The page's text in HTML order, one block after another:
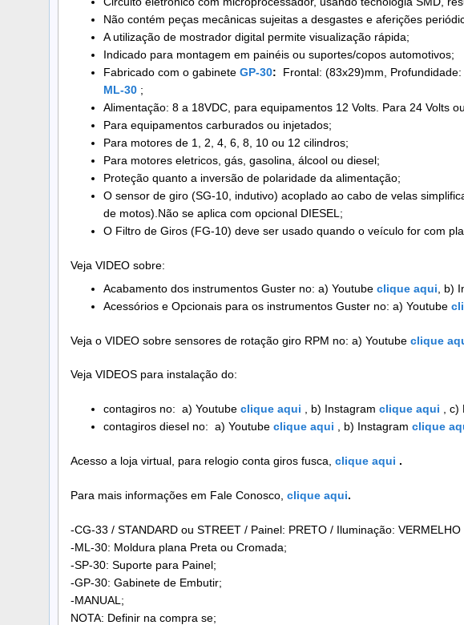
Não contém peças mecânicas sujeitas a desgastes e aferições
A utilização de mostrador digital permite visualização rápida;
Indicado para montagem em painéis ou suportes/copos automotivos;
Fabricado com o gabinete GP-30:
Frontal: (83x29)mm,
ML-30;
Alimentação: 8 a 18VDC, para equipamentos 12 Volts. Para 24 Volts
Para equipamentos carburados ou injetados;
Para motores de 1, 2, 4, 6, 8, 10 ou 12 cilindros;
Para motores eletricos, gás, gasolina, álcool ou diesel;
Proteção quanto a inversão de polaridade da alimentação;
O sensor de giro (SG-10, indutivo) acoplado ao cabo de velas
de motos).Não se aplica com opcional DIESEL;
O Filtro de Giros (FG-10) deve ser usado quando o veículo for com
Veja VIDEO sobre:
Acabamento dos instrumentos Guster no: a) Youtube clique aqui , b)
Acessórios e Opcionais para os instrumentos Guster no: a) Youtube
Veja o VIDEO sobre sensores de rotação giro RPM no: a) Youtube clique
Veja VIDEOS para instalação do:
contagiros no: a) Youtube clique aqui , b) Instagram clique aqui , c)
contagiros diesel no: a) Youtube clique aqui , b) Instagram clique
Acesso a loja virtual, para relogio conta giros fusca, clique aqui .
Para mais informações em Fale Conosco, clique aqui.
-CG-33 / STANDARD ou STREET / Painel: PRETO / Iluminação: VERMELHO
-ML-30: Moldura plana Preta ou Cromada;
-SP-30: Suporte para Painel;
-GP-30: Gabinete de Embutir;
-MANUAL;
NOTA: Definir na compra se;